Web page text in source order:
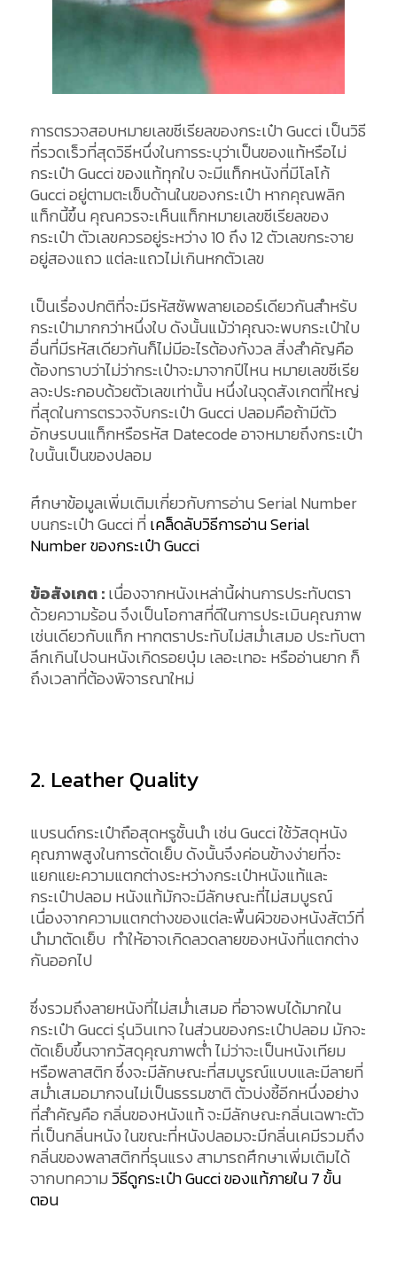
การตรวจสอบหมายเลขซีเรียลของกระเป๋า Gucci เป็นวิธี
ที่รวดเร็วที่สุดวิธีหนึ่งในการระบุว่าเป็นของแท้หรือไม่
กระเป๋า Gucci ของแท้ทุกใบ จะมีแท็กหนังที่มีโลโก้
Gucci อยู่ตามตะเข็บด้านในของกระเป๋า หากคุณพลิก
แท็กนี้ขึ้น คุณควรจะเห็นแท็กหมายเลขซีเรียลของ
กระเป๋า ตัวเลขควรอยู่ระหว่าง 10 ถึง 12 ตัวเลขกระจาย
อยู่สองแถว แต่ละแถวไม่เกินหกตัวเลข
เป็นเรื่องปกติที่จะมีรหัสซัพพลายเออร์เดียวกันสำหรับ
กระเป๋ามากกว่าหนึ่งใบ ดังนั้นแม้ว่าคุณจะพบกระเป๋าใบ
อื่นที่มีรหัสเดียวกันก็ไม่มีอะไรต้องกังวล สิ่งสำคัญคือ
ต้องทราบว่าไม่ว่ากระเป๋าจะมาจากปีไหน หมายเลขซีเรีย
ลจะประกอบด้วยตัวเลขเท่านั้น หนึ่งในจุดสังเกตที่ใหญ่
ที่สุดในการตรวจจับกระเป๋า Gucci ปลอมคือถ้ามีตัว
อักษรบนแท็กหรือรหัส Datecode อาจหมายถึงกระเป๋า
ใบนั้นเป็นของปลอม
ศึกษาข้อมูลเพิ่มเติมเกี่ยวกับการอ่าน Serial Number
บนกระเป๋า Gucci ที่เคล็ดลับวิธีการอ่าน Serial
Number ของกระเป๋า Gucci
ข้อสังเกต :เนื่องจากหนังเหล่านี้ผ่านการประทับตรา
ด้วยความร้อน จึงเป็นโอกาสที่ดีในการประเมินคุณภาพ
เช่นเดียวกับแท็ก หากตราประทับไม่สม่ำเสมอ ประทับตา
ลึกเกินไปจนหนังเกิดรอยบุ๋ม เลอะเทอะ หรืออ่านยาก ก็
ถึงเวลาที่ต้องพิจารณาใหม่
2. Leather Quality
แบรนด์กระเป๋าถือสุดหรูชั้นนำ เช่น Gucci ใช้วัสดุหนัง
คุณภาพสูงในการตัดเย็บ ดังนั้นจึงค่อนข้างง่ายที่จะ
แยกแยะความแตกต่างระหว่างกระเป๋าหนังแท้และ
กระเป๋าปลอม หนังแท้มักจะมีลักษณะที่ไม่สมบูรณ์
เนื่องจากความแตกต่างของแต่ละพื้นผิวของหนังสัตว์ที่
นำมาตัดเย็บ ทำให้อาจเกิดลวดลายของหนังที่แตกต่าง
กันออกไป
ซึ่งรวมถึงลายหนังที่ไม่สม่ำเสมอ ที่อาจพบได้มากใน
กระเป๋า Gucci รุ่นวินเทจ ในส่วนของกระเป๋าปลอม มักจะ
ตัดเย็บขึ้นจากวัสดุคุณภาพต่ำ ไม่ว่าจะเป็นหนังเทียม
หรือพลาสติก ซึ่งจะมีลักษณะที่สมบูรณ์แบบและมีลายที่
สม่ำเสมอมากจนไม่เป็นธรรมชาติ ตัวบ่งชี้อีกหนึ่งอย่าง
ที่สำคัญคือ กลิ่นของหนังแท้ จะมีลักษณะกลิ่นเฉพาะตัว
ที่เป็นกลิ่นหนัง ในขณะที่หนังปลอมจะมีกลิ่นเคมีรวมถึง
กลิ่นของพลาสติกที่รุนแรง สามารถศึกษาเพิ่มเติมได้
จากบทความวิธีดูกระเป๋า Gucci ของแท้ภายใน 7 ขั้น
ตอน